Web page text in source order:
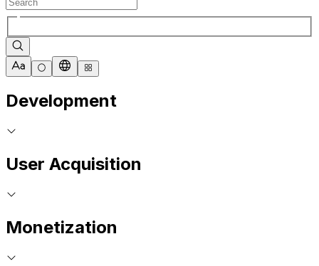
Development
User Acquisition
Monetization